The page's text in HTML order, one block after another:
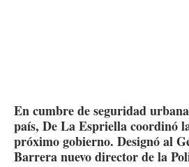
En cumbre de seguridad
país, De La Espriella coordinó
próximo gobierno. Designó al
Barrera nuevo director de la